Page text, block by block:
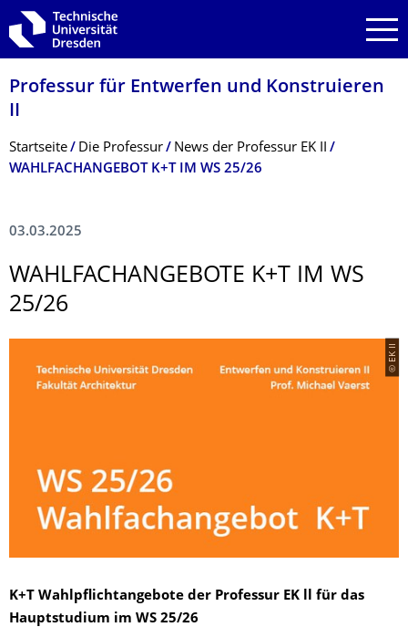
Zur Hauptnavigation springen
Zur Suche springen
Zum Inhalt springen
Professur für Entwerfen und Konstruieren
II
Breadcrumb-Menü
Startseite Die Professur
News der Professur EK II
WAHLFACHANGEBOT K+T IM WS 25/26
03.03.2025
WAHLFACHANGEBO­TE K+T IM WS
25/26
© EK II
K+T Wahlpflichtangebote der Professur EK ll für das
Hauptstudium im WS 25/26